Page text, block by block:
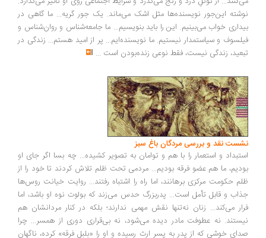
نوشته‌ این‌جور نویسنده‌ها مثل اشک می‌ماند. یک جور گریه... ما گاهی در
بیداری خواب می‌بینیم. این را باید بنویسیم... ما جامعه‌شناس و روان‌شناس و
فیلسوف و سیاستمدار نیستیم. ما نویسنده‌ایم... پر از امید هستم... زندگی در
تبعید، زندگی نیست، فقط نوعی زنده‌بودن است ...
نشست نقد و بررسی مردگان باغ سبز
استبداد و استعمار را با هم و توامان به تصویر کشیده... چه بسا اگر جای او
بودیم، ما هم عضو فرقه بودیم... مردمی تحت ظلم تلاش کردند تا خود را از
ظلم حکومت مرکزی برهانند، اما راه را اشتباه رفتند... روایت خیانت روس‌ها
جذاب و قابل تأمل است... پدربزرگ حدس می‌زند که بولوت نوه او باشد، اما
فرار می‌کند... زنان نه‌تنها نقش مهمی ندارند؛ بلکه در کنار مردانشان هم
نیستند. نه عطوفت مادر دیده می‌شود، نه بی‌قراری دوری از همسر... چرا
صدای خوشی که از پدر به پسر ارث رسیده و او را «بلبل فرقه» کرده، ناگهان